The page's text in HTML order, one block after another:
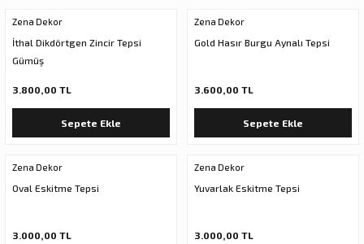
Zena Dekor
İthal Dikdörtgen Zincir Tepsi
Gümüş
3.800,00 TL
Sepete Ekle
Zena Dekor
Gold Hasır Burgu Aynalı Tepsi
3.600,00 TL
Sepete Ekle
Zena Dekor
Oval Eskitme Tepsi
3.000,00 TL
Zena Dekor
Yuvarlak Eskitme Tepsi
3.000,00 TL